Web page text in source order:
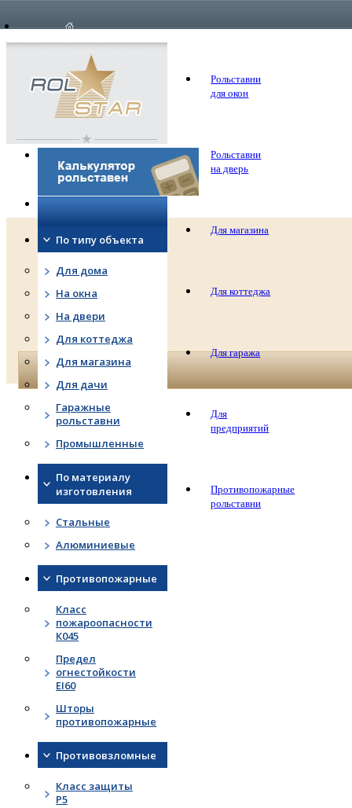
о компании
Рольставни
для окон
Рольставни
на дверь
Для магазина
Для коттеджа
Для гаража
Для
предприятий
Противопожарные
рольставни
По типу объекта
Для дома
На окна
На двери
Для коттеджа
Для магазина
Для дачи
Гаражные
рольставни
Промышленные
По материалу
изготовления
Стальные
Алюминиевые
Противопожарные
Класс
пожароопасности
К045
Предел
огнестойкости
EI60
Шторы
противопожарные
Противовзломные
Класс защиты
Р5